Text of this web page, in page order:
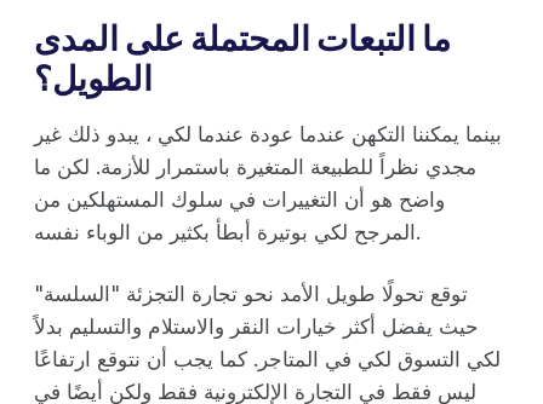
ما التبعات المحتملة على المدى
الطويل؟
بينما يمكننا التكهن عندما عودة عندما لكي ، يبدو ذلك غير
مجدي نظراً للطبيعة المتغيرة باستمرار للأزمة. لكن ما
واضح هو أن التغييرات في سلوك المستهلكين من
المرجح لكي بوتيرة أبطأ بكثير من الوباء نفسه.
توقع تحولًا طويل الأمد نحو تجارة التجزئة "السلسة"
حيث يفضل أكثر خيارات النقر والاستلام والتسليم بدلاً
لكي التسوق لكي في المتاجر. كما يجب أن نتوقع ارتفاعًا
ليس فقط في التجارة الإلكترونية فقط ولكن أيضًا في